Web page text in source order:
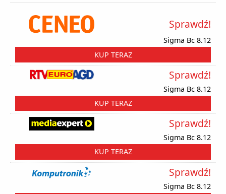
Sigma Bc 8.12
Sprawdź!
KUP TERAZ
Sigma Bc 8.12
Sprawdź!
KUP TERAZ
Sigma Bc 8.12
Sprawdź!
KUP TERAZ
Sigma Bc 8.12
Sprawdź!